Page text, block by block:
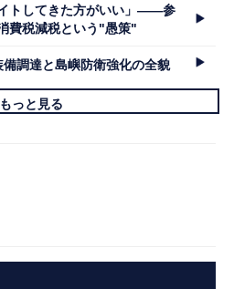
トしてきた方がいい」――参
費税減税という"愚策"
調達と島嶼防衛強化の全貌
もっと見る